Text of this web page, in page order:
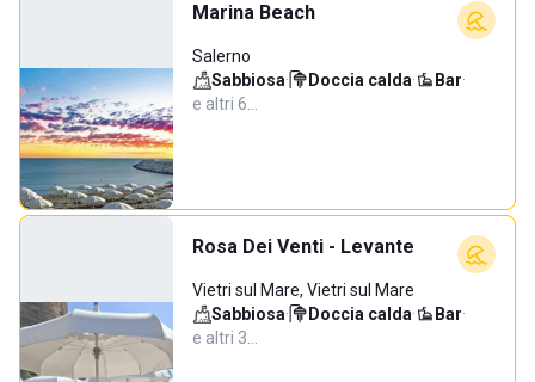
Marina Beach
Salerno
Sabbiosa· Doccia calda· Bar·
e altri 6…
Rosa Dei Venti - Levante
Vietri sul Mare, Vietri sul Mare
Sabbiosa· Doccia calda· Bar·
e altri 3…